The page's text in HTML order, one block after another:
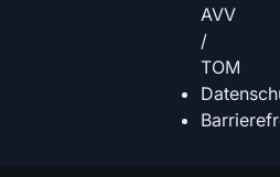
AVV
/
TOM